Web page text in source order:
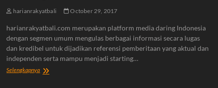
harianrakyatbali October 29, 2017
harianrakyatbali.com merupakan platform media daring Indonesia
dengan segmen umum mengulas berbagai informasi secara lugas
dan kredibel untuk dijadikan referensi pemberitaan yang aktual dan
independen serta mampu menjadi starting…
SelengkapnyaTentang